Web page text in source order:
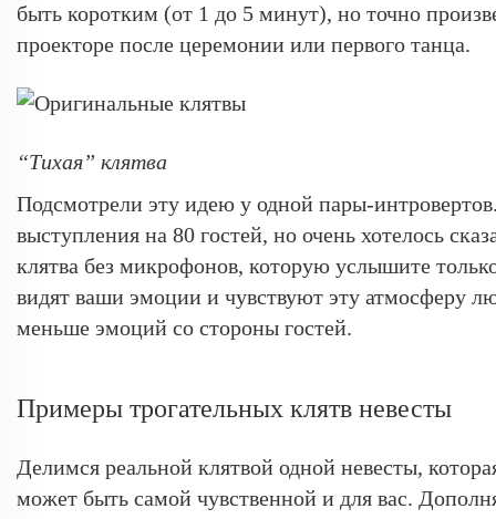
быть коротким (от 1 до 5 минут), но точно
проекторе после церемонии или первого танца.
“Тихая” клятва
Подсмотрели эту идею у одной пары-
выступления на 80 гостей, но очень хотелось
клятва без микрофонов, которую услышите
видят ваши эмоции и чувствуют эту атмосферу
меньше эмоций со стороны гостей.
Примеры трогательных клятв невесты
Делимся реальной клятвой одной невесты,
может быть самой чувственной и для вас.